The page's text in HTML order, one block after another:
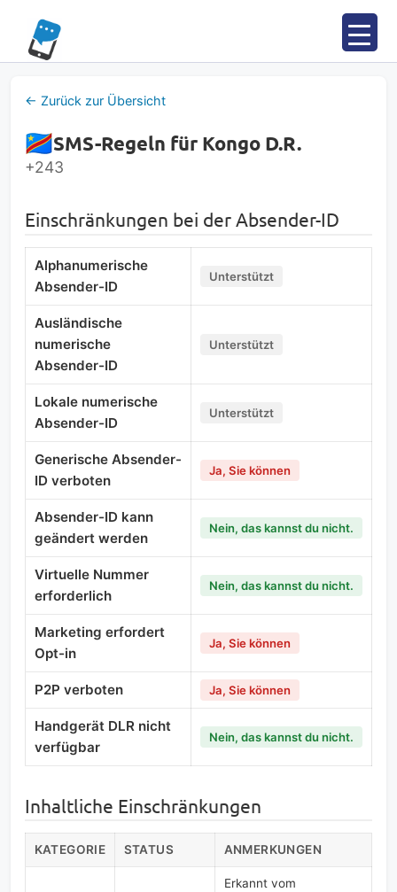
Inhalt
springen
← Zurück zur Übersicht
SMS-Regeln für Kongo D.R.
+243
Einschränkungen bei der Absender-ID
Alphanumerische
Absender-ID
Unterstützt
Ausländische
numerische
Absender-ID
Unterstützt
Lokale numerische
Absender-ID
Unterstützt
Generische Absender-
ID verboten
Ja, Sie können
Absender-ID kann
geändert werden
Nein, das kannst du nicht.
Virtuelle Nummer
erforderlich
Nein, das kannst du nicht.
Marketing erfordert
Opt-in
Ja, Sie können
P2P verboten Ja, Sie können
Handgerät DLR nicht
verfügbar
Nein, das kannst du nicht.
Inhaltliche Einschränkungen
KATEGORIE STATUS ANMERKUNGEN
Erkannt vom